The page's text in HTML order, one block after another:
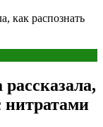
как распознать
нитратами